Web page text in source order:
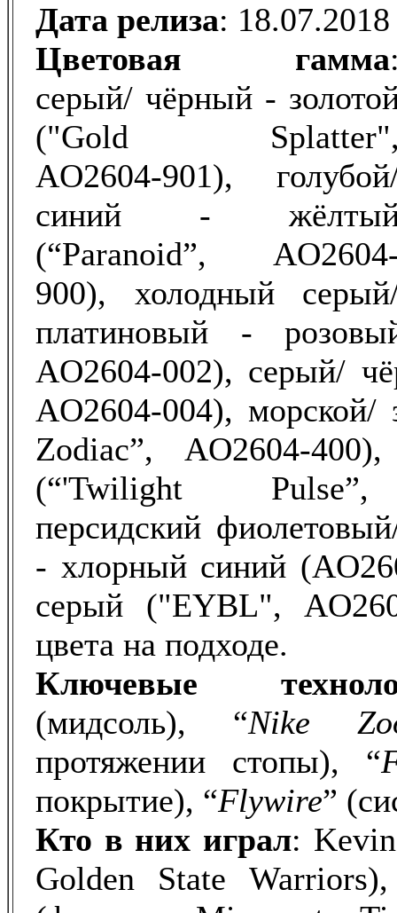
Дата релиза: 18.07.2018
Цветовая гамма
серый/ чёрный -
("Gold
AO2604-901),
синий -
(“Paranoid”,
900), холодный
платиновый -
AO2604-002), серый/
AO2604-004), морской/
Zodiac”, AO2604-
(“'Twilight Pulse”,
персидский
- хлорный синий
серый ("EYBL",
цвета на подходе.
Ключевые
(мидсоль), “Nike
протяжении стопы), “
покрытие), “Flywire”
Кто в них играл:
Golden State